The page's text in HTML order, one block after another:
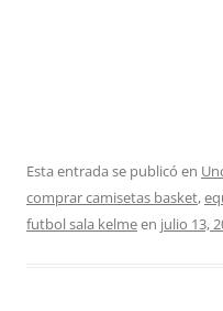
Esta entrada se publicó en
comprar camisetas basket,
futbol sala kelmeen julio 13,